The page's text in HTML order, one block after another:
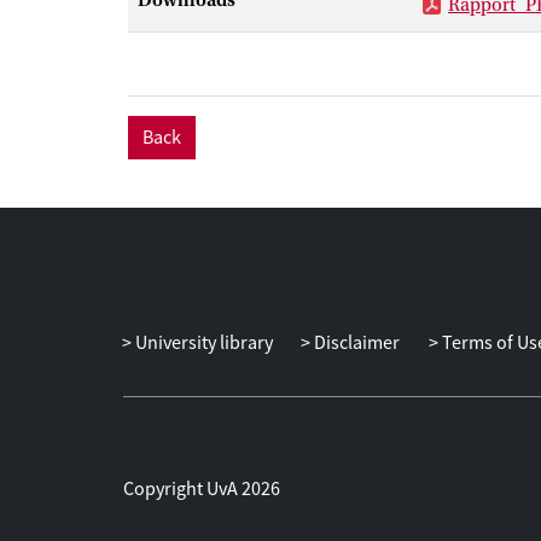
kinderopvang
emotionele
peilingen
kleuters is
directeuren
Back
University library Disclaimer Terms of
Copyright UvA 2026